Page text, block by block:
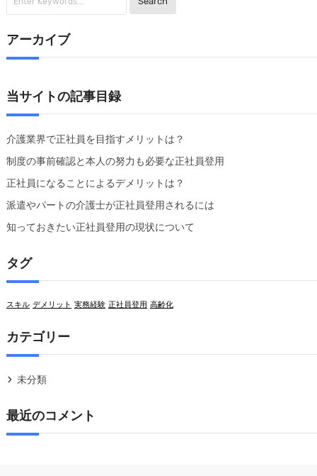
アーカイブ
当サイトの記事目録
介護業界で正社員を目指すメリットは？
制度の事前確認と本人の努力も必要な正社員登用
正社員になることによるデメリットは？
派遣やパートの介護士が正社員登用されるには
知っておきたい正社員登用の現状について
タグ
スキル デメリット 実務経験 正社員登用 高齢化
カテゴリー
未分類
最近のコメント